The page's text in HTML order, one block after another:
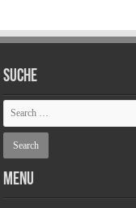
SUCHE
Menu